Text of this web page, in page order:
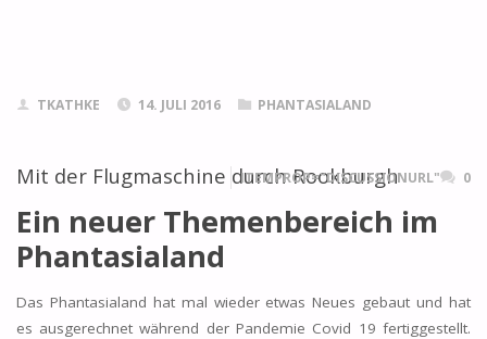
TKATHKE 14. JULI 2016 PHANTASIALAND
Mit der Flugmaschine durch Rookburgh
ITEMPROP="DISCUSSIONURL" 0
Ein neuer Themenbereich im
Phantasialand
Das Phantasialand hat mal wieder etwas Neues gebaut und hat
es ausgerechnet während der Pandemie Covid 19 fertiggestellt.